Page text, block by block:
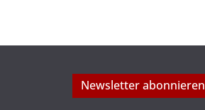
Newsletter abonnieren